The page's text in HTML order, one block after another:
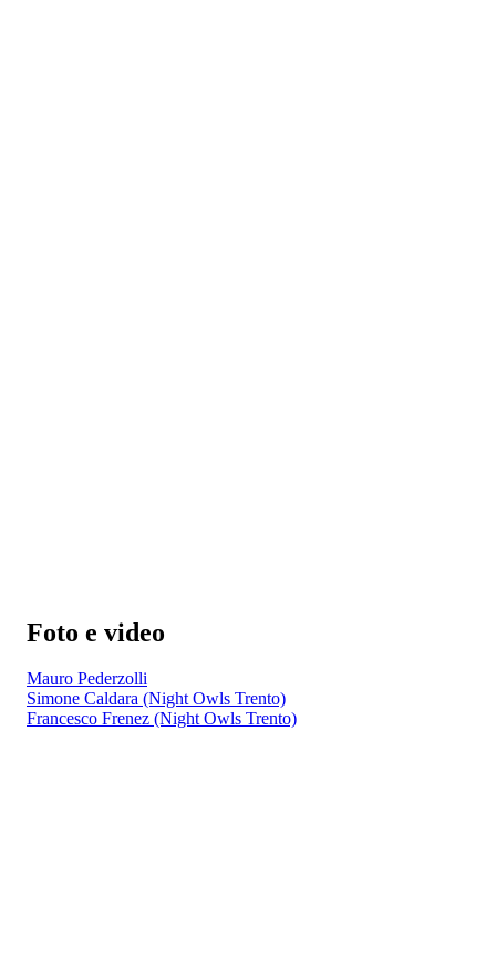
Foto e video
Mauro Pederzolli
Simone Caldara (Night Owls Trento)
Francesco Frenez (Night Owls Trento)